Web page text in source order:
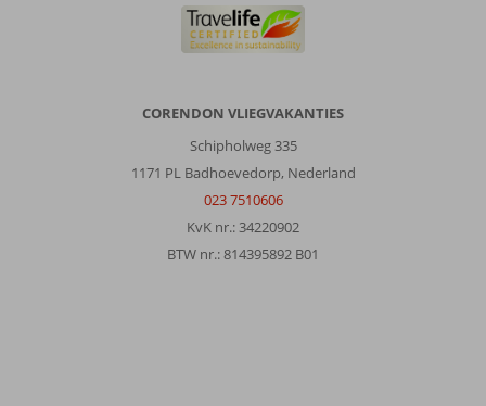
CORENDON VLIEGVAKANTIES
Schipholweg 335
1171 PL Badhoevedorp, Nederland
023 7510606
KvK nr.: 34220902
BTW nr.: 814395892 B01